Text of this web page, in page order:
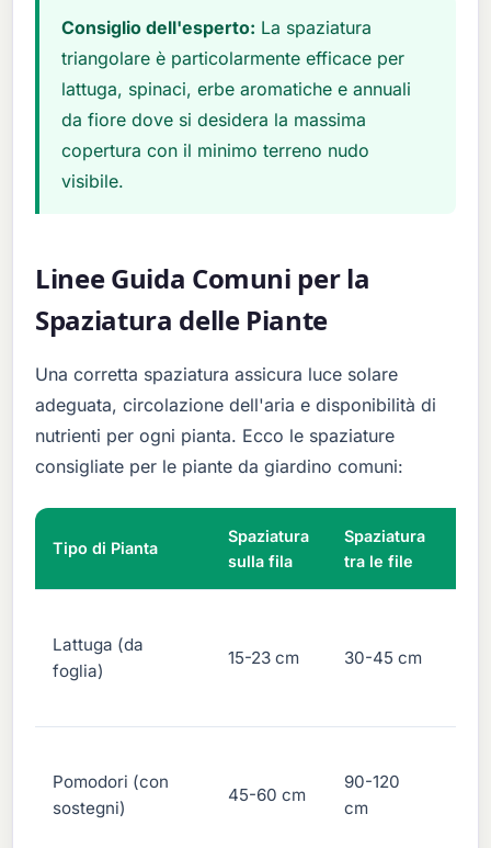
Consiglio dell'esperto: La spaziatura
triangolare è particolarmente efficace per
lattuga, spinaci, erbe aromatiche e annuali
da fiore dove si desidera la massima
copertura con il minimo terreno nudo
visibile.
Linee Guida Comuni per la
Spaziatura delle Piante
Una corretta spaziatura assicura luce solare
adeguata, circolazione dell'aria e disponibilità di
nutrienti per ogni pianta. Ecco le spaziature
consigliate per le piante da giardino comuni:
Tipo di Pianta
Spaziatura
sulla fila
Spaziatura
tra le file
Lattuga (da
foglia)
15-23 cm 30-45 cm
Pomodori (con
sostegni)
45-60 cm
90-120
cm